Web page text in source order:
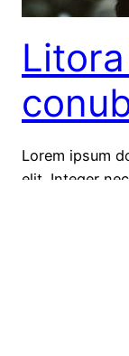
Lorem ipsum
elit. Integer